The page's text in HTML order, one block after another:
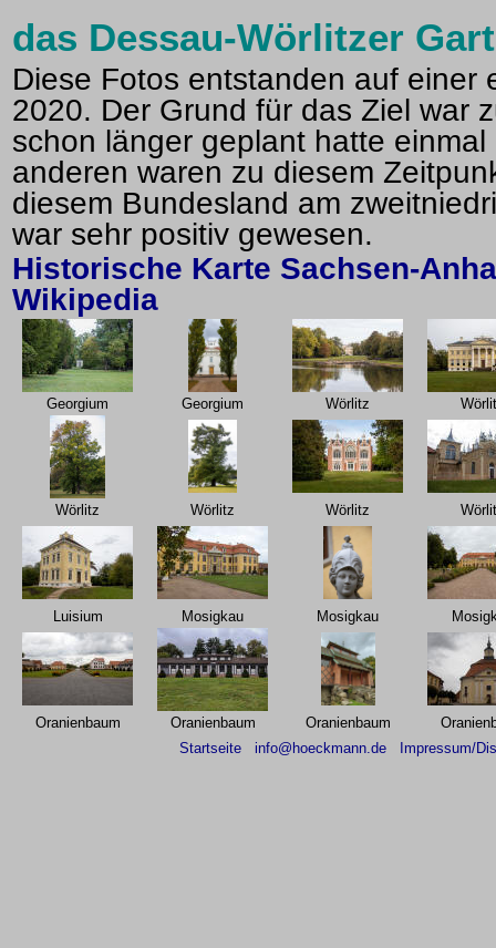
das Dessau-Wörlitzer
Diese Fotos entstanden auf einer
2020. Der Grund für das Ziel war
schon länger geplant hatte
anderen waren zu diesem
diesem Bundesland am
war sehr positiv gewesen.
Historische Karte Sachsen-
Wikipedia
Georgium Georgium Wörlitz
Wörlitz Wörlitz Wörlitz
Luisium Mosigkau Mosigkau
Oranienbaum Oranienbaum Oranienbaum
Startseite
info@hoeckmann.de Impressum/